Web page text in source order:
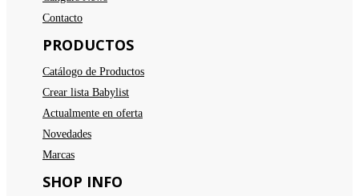
Contacto
PRODUCTOS
Catálogo de Productos
Crear lista Babylist
Actualmente en oferta
Novedades
Marcas
SHOP INFO